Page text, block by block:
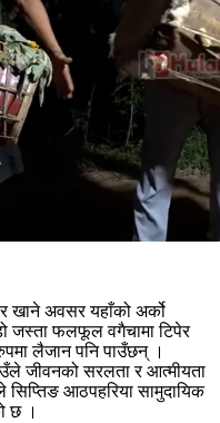
खाने अवसर यहाँको अर्को
जस्ता फलफूल वगैचामा टिपेर
लैजान पनि पाउँछन् ।
जीवनको सरलता र आत्मीयता
आठपहरिया सामुदायिक
छ ।